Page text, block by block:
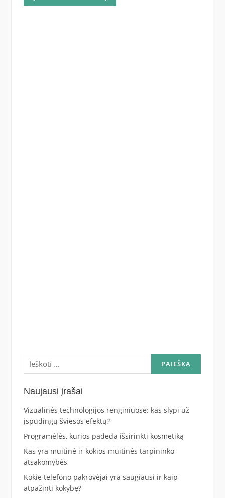
Ieškoti:
Naujausi įrašai
Vizualinės technologijos renginiuose: kas slypi už
įspūdingų šviesos efektų?
Programėlės, kurios padeda išsirinkti kosmetiką
Kas yra muitinė ir kokios muitinės tarpininko
atsakomybės
Kokie telefono pakrovėjai yra saugiausi ir kaip
atpažinti kokybę?